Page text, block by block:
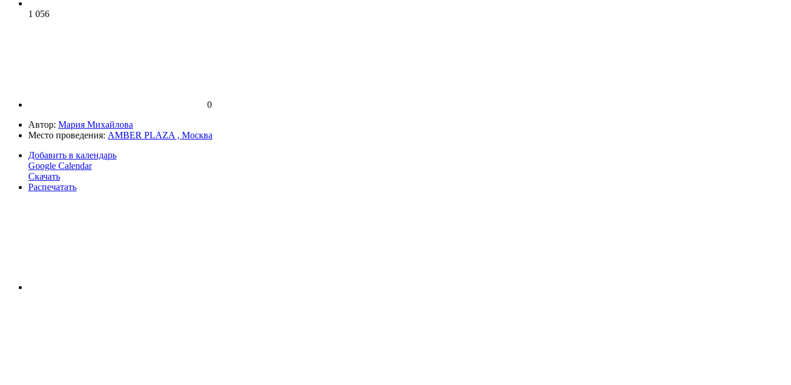
1 056
0
Автор: Мария Михайлова
Место проведения: AMBER PLAZA , Москва
Добавить в календарь
Google Calendar
Скачать
Распечатать